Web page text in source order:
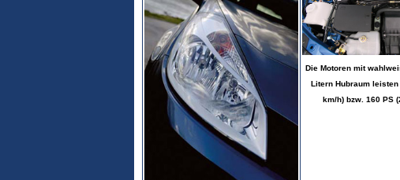
Die Motoren mit
Litern Hubraum leisten
km/h) bzw. 160 PS